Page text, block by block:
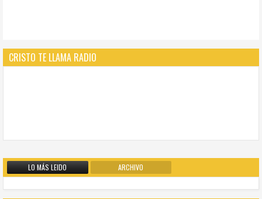
CRISTO TE LLAMA RADIO
LO MÁS LEIDO ARCHIVO